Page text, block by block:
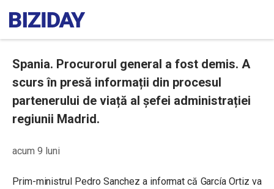
Spania. Procurorul general a fost demis. A
scurs în presă informații din procesul
partenerului de viață al șefei administrației
regiunii Madrid.
acum 9 luni
Prim-ministrul Pedro Sanchez a informat că García Ortiz va